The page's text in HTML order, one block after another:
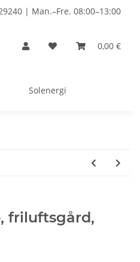
| Man.–Fre. 08:00–13:00
0,00 €
Solenergi
friluftsgård,